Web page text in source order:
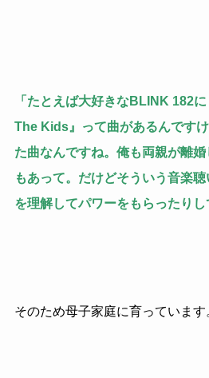
「たとえば大好きなBLINK 182
The Kids』って曲があるんです
た曲なんですね。俺も両親が離
もあって。だけどそういう音楽
を理解してパワーをもらったりし
そのため母子家庭に育っています